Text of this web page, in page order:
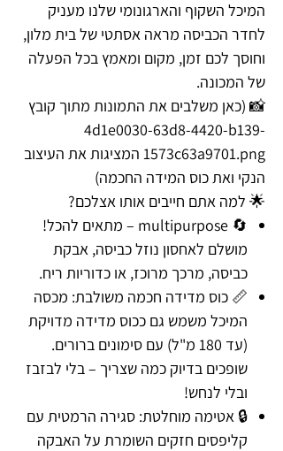
המיכל השקוף והארגונומי שלנו מעניק
לחדר הכביסה מראה אסתטי של בית מלון,
וחוסך לכם זמן, מקום ומאמץ בכל הפעלה
של המכונה.
📸 (כאן משלבים את התמונות מתוך קובץ
4d1e0030-63d8-4420-b139-
1573c63a9701.png המציגות את העיצוב
הנקי ואת כוס המידה החכמה)
🌟 למה אתם חייבים אותו אצלכם?
🔄 multipurpose – מתאים להכל!
מושלם לאחסון נוזל כביסה, אבקת
כביסה, מרכך מרוכז, או כדוריות ריח.
📏 כוס מדידה חכמה משולבת: מכסה
המיכל משמש גם ככוס מדידה מדויקת
(עד 180 מ"ל) עם סימונים ברורים.
שופכים בדיוק כמה שצריך – בלי לבזבז
ובלי לנחש!
🔒 אטימה מוחלטת: סגירה הרמטית עם
קליפסים חזקים השומרת על האבקה